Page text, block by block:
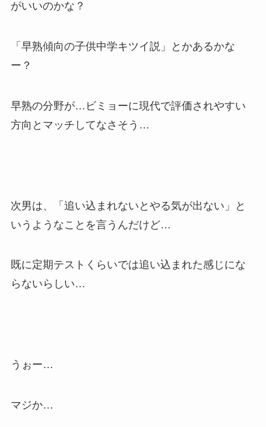
がいいのかな？
「早熟傾向の子供中学キツイ説」とかあるかな
ー？
早熟の分野が…ビミョーに現代で評価されやすい
方向とマッチしてなさそう…
次男は、「追い込まれないとやる気が出ない」と
いうようなことを言うんだけど…
既に定期テストくらいでは追い込まれた感じにな
らないらしい…
うぉー…
マジか…